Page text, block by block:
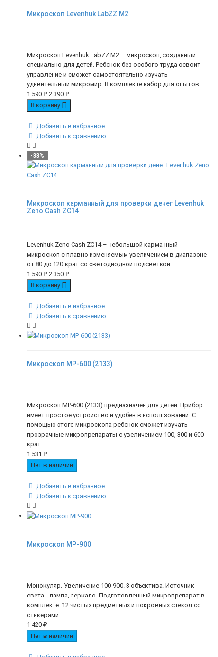
Микроскоп Levenhuk LabZZ M2
Микроскоп Levenhuk LabZZ M2 – микроскоп, созданный
специально для детей. Ребенок без особого труда освоит
управление и сможет самостоятельно изучать
удивительный микромир. В комплекте набор для опытов.
1 590 ₽ 2 390 ₽
В корзину
Добавить в избранное
Добавить к сравнению
-33%
Микроскоп карманный для проверки денег Levenhuk
Zeno Cash ZC14
Levenhuk Zeno Cash ZC14 – небольшой карманный
микроскоп с плавно изменяемым увеличением в диапазоне
от 80 до 120 крат со светодиодной подсветкой
1 590 ₽ 2 350 ₽
В корзину
Добавить в избранное
Добавить к сравнению
Микроскоп MP-600 (2133)
Микроскоп MP-600 (2133) предназначен для детей. Прибор
имеет простое устройство и удобен в использовании. С
помощью этого микроскопа ребенок сможет изучать
прозрачные микропрепараты с увеличением 100, 300 и 600
крат.
1 531 ₽
Нет в наличии
Добавить в избранное
Добавить к сравнению
Микроскоп MP-900
Монокуляр. Увеличение 100-900. 3 объектива. Источник
света - лампа, зеркало. Подготовленный микропрепарат в
комплекте. 12 чистых предметных и покровных стёкол со
стикерами.
1 420 ₽
Нет в наличии